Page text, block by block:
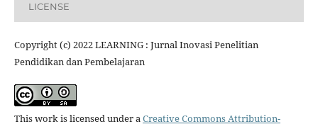
LICENSE
Copyright (c) 2022 LEARNING : Jurnal Inovasi Penelitian
Pendidikan dan Pembelajaran
This work is licensed under aCreative Commons Attribution-